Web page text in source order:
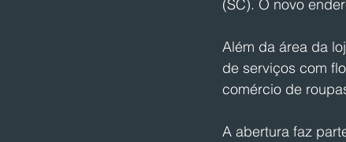
(SC). O novo
Além da área da
de serviços com
comércio de
A abertura faz